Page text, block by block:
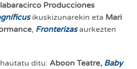
Producciones
ikuskizunarekin eta Mari
, Fronterizasaurkezten
ditu: Aboon Teatre, Baby